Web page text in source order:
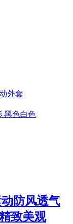
外套
黑色白色
防风透气
致美观